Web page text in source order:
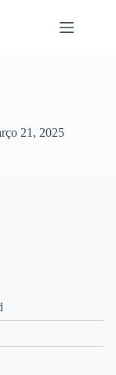
21, 2025